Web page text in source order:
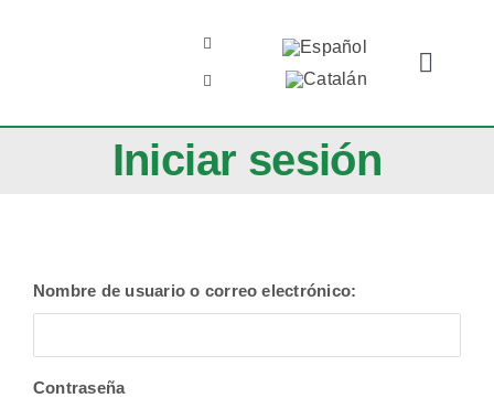
Toggle
El Club
Iniciar sesión
Nombre de usuario o correo electrónico:
Contraseña